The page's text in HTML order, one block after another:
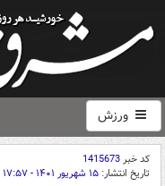
ورزش
کد خبر1415673
تاریخ انتشار: ۱۵ شهریور ۱۴۰۱ - ۱۷:۵۷